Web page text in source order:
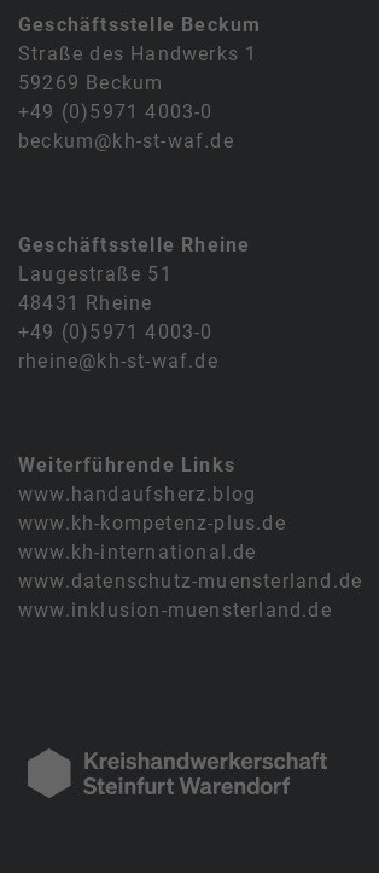
Geschäftsstelle Beckum
Straße des Handwerks 1
59269 Beckum
+49 (0)5971 4003-0
beckum@kh-st-waf.de
Geschäftsstelle Rheine
Laugestraße 51
48431 Rheine
+49 (0)5971 4003-0
rheine@kh-st-waf.de
Weiterführende Links
www.handaufsherz.blog
www.kh-kompetenz-plus.de
www.kh-international.de
www.datenschutz-muensterland.de
www.inklusion-muensterland.de